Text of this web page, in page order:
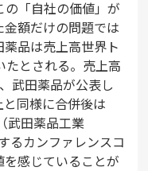
「自社の価値」が
額だけの問題では
品は売上高世界ト
たとされる。売上高
武田薬品が公表し
同様に合併後は
武田薬品工業
るカンファレンスコ
感じていることが